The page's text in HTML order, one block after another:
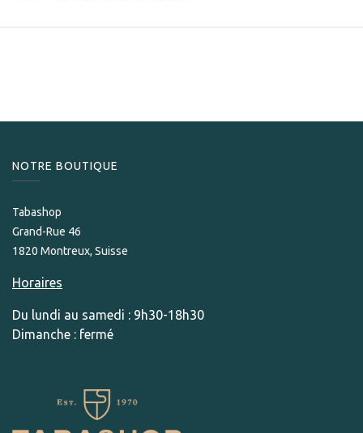
NOTRE BOUTIQUE
Tabashop
Grand-Rue 46
1820 Montreux, Suisse
Horaires
Du lundi au samedi : 9h30-18h30
Dimanche : fermé